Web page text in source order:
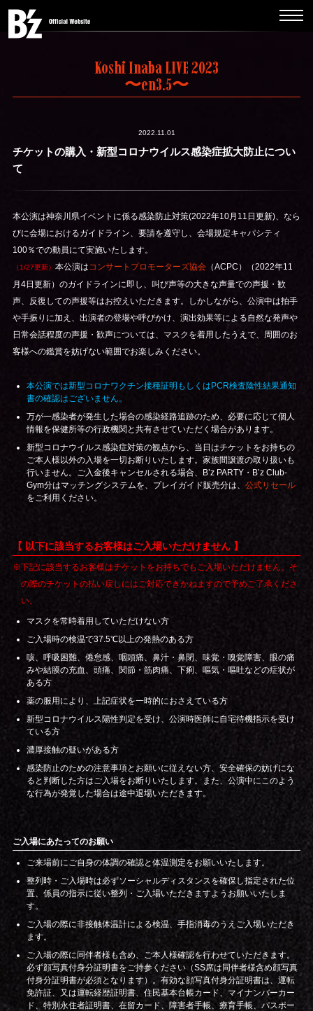
Koshi Inaba LIVE 2023
〜en3.5〜
2022.11.01
チケットの購入・新型コロナウイルス感染症拡大防止につい
て
本公演は神奈川県イベントに係る感染防止対策(2022年10月11日更新)、なら
びに会場におけるガイドライン、要請を遵守し、会場規定キャパシティ
100％での動員にて実施いたします。
（1/27更新） 本公演はコンサートプロモーターズ協会（ACPC）（2022年11
月4日更新）のガイドラインに即し、叫び声等の大きな声量での声援・歓
声、反復しての声援等はお控えいただきます。しかしながら、公演中は拍手
や手振りに加え、出演者の登場や呼びかけ、演出効果等による自然な発声や
日常会話程度の声援・歓声については、マスクを着用したうえで、周囲のお
客様への鑑賞を妨げない範囲でお楽しみください。
本公演では新型コロナワクチン接種証明もしくはPCR検査陰性結果通知
書の確認はございません。
万が一感染者が発生した場合の感染経路追跡のため、必要に応じて個人
情報を保健所等の行政機関と共有させていただく場合があります。
新型コロナウイルス感染症対策の観点から、当日はチケットをお持ちの
ご本人様以外の入場を一切お断りいたします。家族間譲渡の取り扱いも
行いません。ご入金後キャンセルされる場合、B’z PARTY・B’z Club-
Gym分はマッチングシステムを、プレイガイド販売分は、 公式リセール
をご利用ください。
【 以下に該当するお客様はご入場いただけません 】
※下記に該当するお客様はチケットをお持ちでもご入場いただけません。そ
の際のチケットの払い戻しにはご対応できかねますので予めご了承くださ
い。
マスクを常時着用していただけない方
ご入場時の検温で37.5℃以上の発熱のある方
咳、呼吸困難、倦怠感、咽頭痛、⿐汁・⿐閉、味覚・嗅覚障害、眼の痛
みや結膜の充血、頭痛、関節・筋肉痛、下痢、嘔気・嘔吐などの症状が
ある方
薬の服用により、上記症状を一時的におさえている方
新型コロナウイルス陽性判定を受け、公演時医師に自宅待機指示を受け
ている方
濃厚接触の疑いがある方
感染防止のための注意事項とお願いに従えない方、安全確保の妨げにな
ると判断した方はご入場をお断りいたします。また、公演中にこのよう
な行為が発覚した場合は途中退場いただきます。
ご入場にあたってのお願い
ご来場前にご自身の体調の確認と体温測定をお願いいたします。
整列時・ご入場時は必ずソーシャルディスタンスを確保し指定された位
置、係員の指示に従い整列・ご入場いただきますようお願いいたしま
す。
ご入場の際に非接触体温計による検温、手指消毒のうえご入場いただき
ます。
ご入場の際に同伴者様も含め、ご本人様確認を行わせていただきます。
必ず顔写真付身分証明書をご持参ください（SS席は同伴者様含め顔写真
付身分証明書が必須となります）。有効な顔写真付身分証明書は、運転
免許証、又は運転経歴証明書、住民基本台帳カード、マイナンバーカー
ド、特別永住者証明書、在留カード、障害者手帳、療育手帳、パスポー